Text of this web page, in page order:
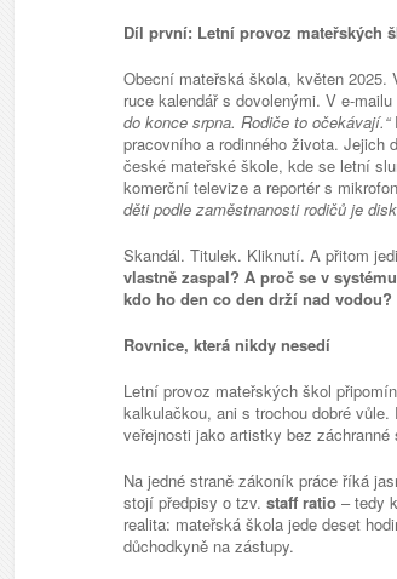
Díl první: Letní provoz mateřských
Obecní mateřská škola, květen 2025.
ruce kalendář s dovolenými. V e-
do konce srpna. Rodiče to očekávají.“
pracovního a rodinného života. Jejich
české mateřské škole, kde se letní
komerční televize a reportér s
děti podle zaměstnanosti rodičů je
Skandál. Titulek. Kliknutí. A přitom
vlastně zaspal? A proč se v
kdo ho den co den drží nad vodou?
Rovnice, která nikdy nesedí
Letní provoz mateřských škol
kalkulačkou, ani s trochou dobré
veřejnosti jako artistky bez
Na jedné straně zákoník práce říká
stojí předpisy o tzv. staff ratio – tedy
realita: mateřská škola jede deset
důchodkyně na zástupy.